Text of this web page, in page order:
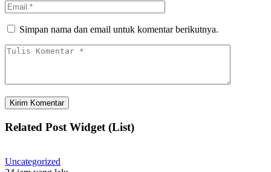
Simpan nama dan email untuk komentar berikutnya.
Related Post Widget (List)
Uncategorized